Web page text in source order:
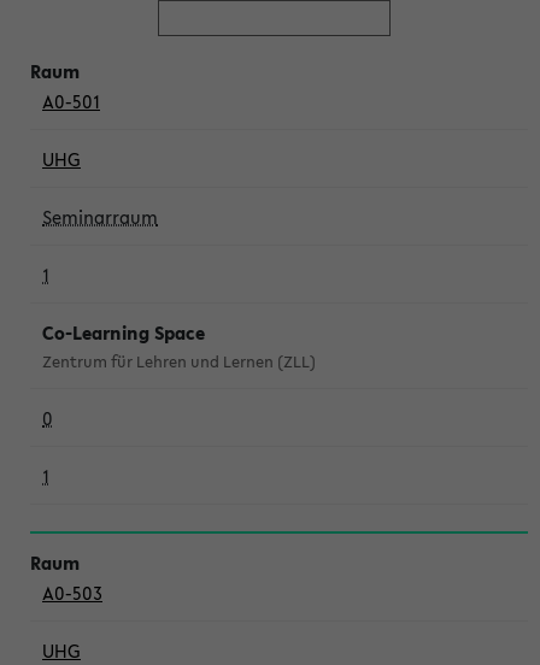
A0-501
UHG
Seminarraum
1
Co-Learning Space
Zentrum für Lehren und Lernen (ZLL)
0
1
A0-503
UHG